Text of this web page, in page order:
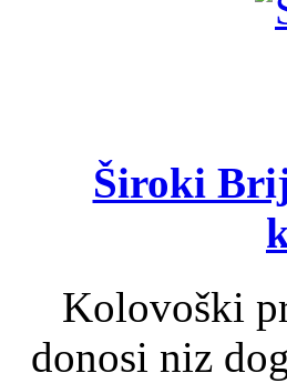
Široki
Kolovoški
donosi niz